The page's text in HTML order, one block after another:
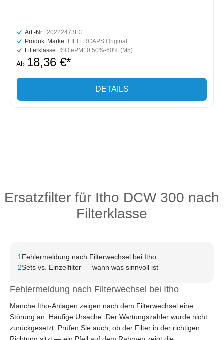
Art.-Nr.: 20222473FC
Produkt Marke: FILTERCAPS Original
Filterklasse: ISO ePM10 50%-60% (M5)
Ab 18,36 €*
DETAILS
Ersatzfilter für Itho DCW 300 nach
Filterklasse
1 Fehlermeldung nach Filterwechsel bei Itho
2Sets vs. Einzelfilter — wann was sinnvoll ist
Fehlermeldung nach Filterwechsel bei Itho
Manche Itho-Anlagen zeigen nach dem Filterwechsel eine
Störung an. Häufige Ursache: Der Wartungszähler wurde nicht
zurückgesetzt. Prüfen Sie auch, ob der Filter in der richtigen